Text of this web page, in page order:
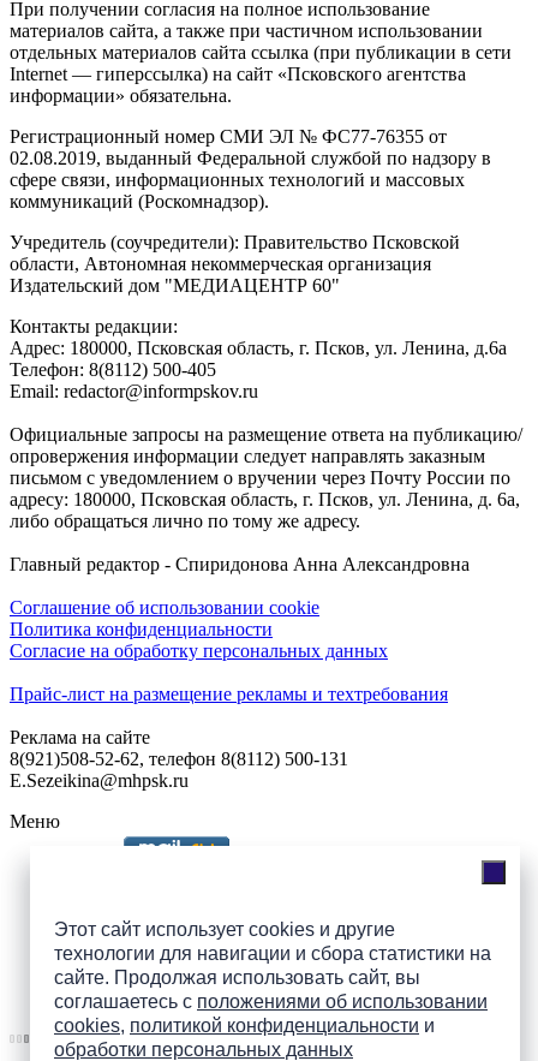
Этот сайт использует cookies и другие
технологии для навигации и сбора статистики на
сайте. Продолжая использовать сайт, вы
соглашаетесь с положениями об использовании
cookies, политикой конфиденциальности и
обработки персональных данных
При получении согласия на полное использование
материалов сайта, а также при частичном использовании
отдельных материалов сайта ссылка (при публикации в сети
Internet — гиперссылка) на сайт «Псковского агентства
информации» обязательна.
Регистрационный номер СМИ ЭЛ № ФС77-76355 от
02.08.2019, выданный Федеральной службой по надзору в
сфере связи, информационных технологий и массовых
коммуникаций (Роскомнадзор).
Учредитель (соучредители): Правительство Псковской
области, Автономная некоммерческая организация
Издательский дом "МЕДИАЦЕНТР 60"
Контакты редакции:
Адреc: 180000, Псковская область, г. Псков, ул. Ленина, д.6а
Телефон: 8(8112) 500-405
Email: redactor@informpskov.ru
Официальные запросы на размещение ответа на публикацию/
опровержения информации следует направлять заказным
письмом с уведомлением о вручении через Почту России по
адресу: 180000, Псковская область, г. Псков, ул. Ленина, д. 6а,
либо обращаться лично по тому же адресу.
Главный редактор - Спиридонова Анна Александровна
Соглашение об использовании cookie
Политика конфиденциальности
Согласие на обработку персональных данных
Прайс-лист на размещение рекламы и техтребования
Реклама на сайте
8(921)508-52-62, телефон 8(8112) 500-131
E.Sezeikina@mhpsk.ru
Меню
Подпишись на группы
ПАИ в соцсетях!